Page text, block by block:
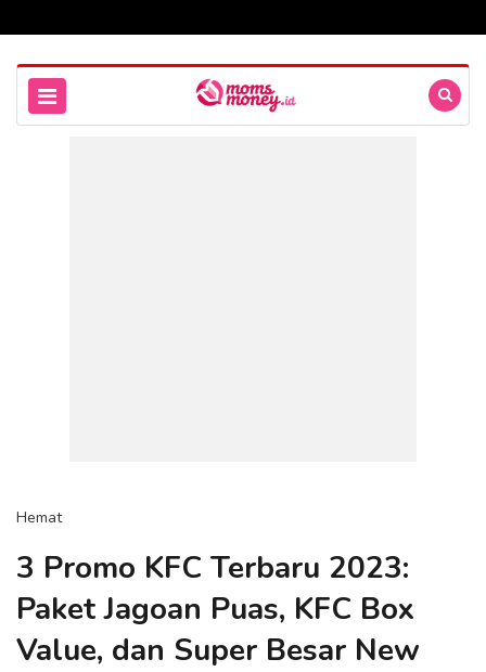
Hemat
3 Promo KFC Terbaru 2023:
Paket Jagoan Puas, KFC Box
Value, dan Super Besar New